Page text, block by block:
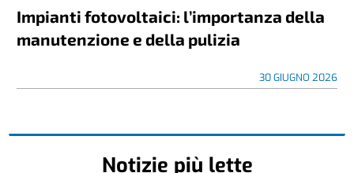
Impianti fotovoltaici: l’importanza della
manutenzione e della pulizia
30 GIUGNO 2026
Notizie più lette